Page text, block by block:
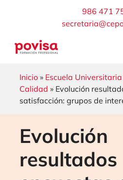
986 471
Inicio » Escuela
Calidad » Evolución
satisfacción: grupos de
Evolución
resultados